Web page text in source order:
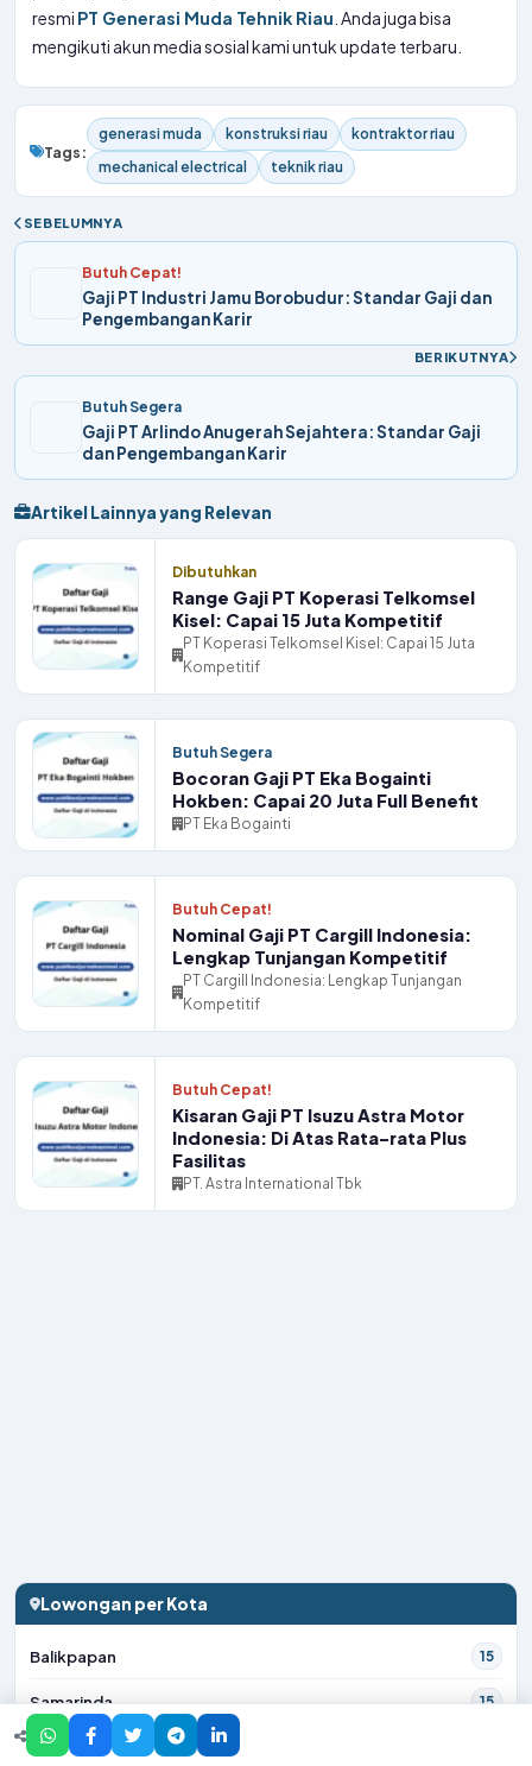
resmi PT Generasi Muda Tehnik Riau . Anda juga bisa
mengikuti akun media sosial kami untuk update terbaru.
Tags:
generasi muda konstruksi riau
kontraktor riau
mechanical electrical
teknik riau
SEBELUMNYA
Butuh Cepat!
Gaji PT Industri Jamu Borobudur: Standar Gaji dan
Pengembangan Karir
BERIKUTNYA
Butuh Segera
Gaji PT Arlindo Anugerah Sejahtera: Standar Gaji
dan Pengembangan Karir
Artikel Lainnya yang Relevan
Dibutuhkan
Range Gaji PT Koperasi Telkomsel
Kisel: Capai 15 Juta Kompetitif
PT Koperasi Telkomsel Kisel: Capai 15 Juta
Kompetitif
Butuh Segera
Bocoran Gaji PT Eka Bogainti
Hokben: Capai 20 Juta Full Benefit
PT Eka Bogainti
Butuh Cepat!
Nominal Gaji PT Cargill Indonesia:
Lengkap Tunjangan Kompetitif
PT Cargill Indonesia: Lengkap Tunjangan
Kompetitif
Butuh Cepat!
Kisaran Gaji PT Isuzu Astra Motor
Indonesia: Di Atas Rata-rata Plus
Fasilitas
PT. Astra International Tbk
Lowongan per Kota
Balikpapan 15
Samarinda 15
Tangerang